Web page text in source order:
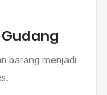
barang menjadi